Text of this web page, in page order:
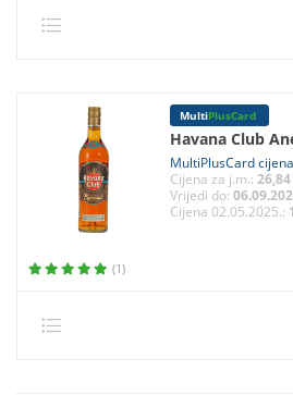
MultiPlusCard
Havana Club
MultiPlusCard
Cijena za j.m.:
Vrijedi do:
Cijena 02.05.2025.:
(1)